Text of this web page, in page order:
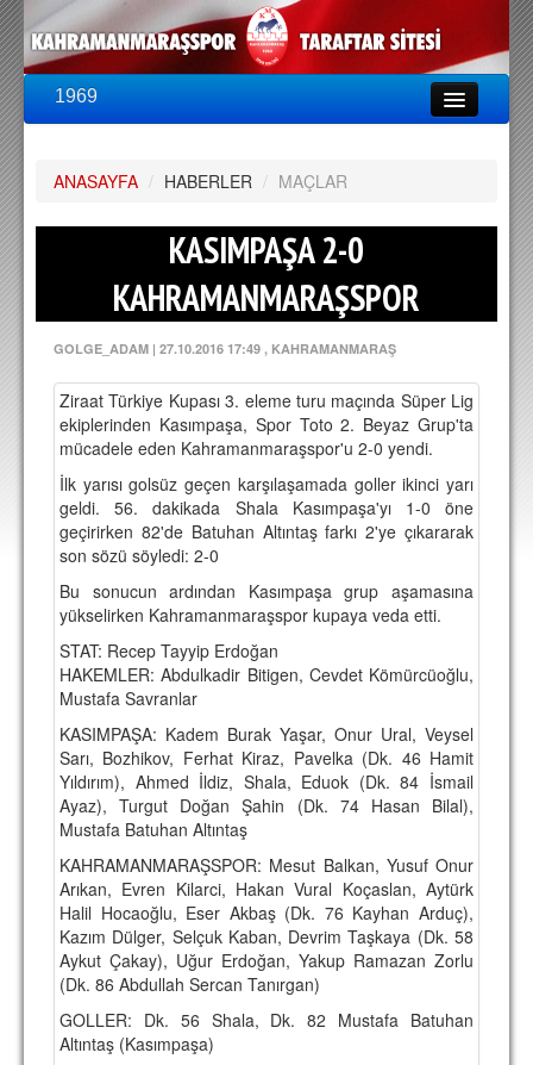
1969
PUAN DURUMU
FİKSTÜR
A TAKIM KADROSU
TEKNİK KADRO
TRANSFERLER
TARAFTAR
BİLETLER
DEPLASMAN
LİSANSLI ÜRÜNLER
MULTİMEDYA
FOTOĞRAF & VİDEOLAR
MARŞ & TEZAHÜRATLAR
KULÜP
AMBLEM
SPOR TESİSLERİ
YÖNETİM KURULU
PERSONEL
TARİHÇE
ANASAYFA / HABERLER / MAÇLAR
KASIMPAŞA 2-0
KAHRAMANMARAŞSPOR
GOLGE_ADAM | 27.10.2016 17:49 , KAHRAMANMARAŞ
Ziraat Türkiye Kupası 3. eleme turu maçında Süper Lig
ekiplerinden Kasımpaşa, Spor Toto 2. Beyaz Grup'ta
mücadele eden Kahramanmaraşspor'u 2-0 yendi.
İlk yarısı golsüz geçen karşılaşamada goller ikinci yarı
geldi. 56. dakikada Shala Kasımpaşa'yı 1-0 öne
geçirirken 82'de Batuhan Altıntaş farkı 2'ye çıkararak
son sözü söyledi: 2-0
Bu sonucun ardından Kasımpaşa grup aşamasına
yükselirken Kahramanmaraşspor kupaya veda etti.
STAT: Recep Tayyip Erdoğan
HAKEMLER: Abdulkadir Bitigen, Cevdet Kömürcüoğlu,
Mustafa Savranlar
KASIMPAŞA: Kadem Burak Yaşar, Onur Ural, Veysel
Sarı, Bozhikov, Ferhat Kiraz, Pavelka (Dk. 46 Hamit
Yıldırım), Ahmed İldiz, Shala, Eduok (Dk. 84 İsmail
Ayaz), Turgut Doğan Şahin (Dk. 74 Hasan Bilal),
Mustafa Batuhan Altıntaş
KAHRAMANMARAŞSPOR: Mesut Balkan, Yusuf Onur
Arıkan, Evren Kilarci, Hakan Vural Koçaslan, Aytürk
Halil Hocaoğlu, Eser Akbaş (Dk. 76 Kayhan Arduç),
Kazım Dülger, Selçuk Kaban, Devrim Taşkaya (Dk. 58
Aykut Çakay), Uğur Erdoğan, Yakup Ramazan Zorlu
(Dk. 86 Abdullah Sercan Tanırgan)
GOLLER: Dk. 56 Shala, Dk. 82 Mustafa Batuhan
Altıntaş (Kasımpaşa)